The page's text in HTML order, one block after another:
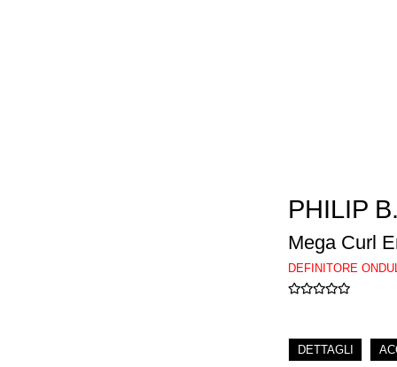
PHILIP
Mega Curl
DEFINITORE
DETTAGLI